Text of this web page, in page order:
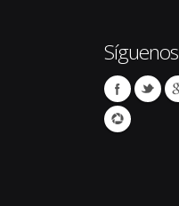
Síguenos